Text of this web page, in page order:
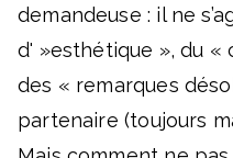
demandeuse : il ne
d' »esthétique », du «
des « remarques
partenaire (toujours